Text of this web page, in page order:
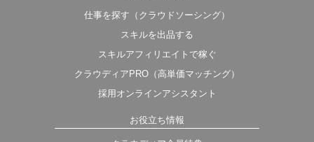
仕事を探す（クラウドソーシング）
スキルを出品する
スキルアフィリエイトで稼ぐ
クラウディアPRO（高単価マッチング）
採用オンラインアシスタント
お役立ち情報